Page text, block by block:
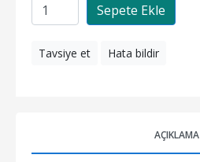
Sepete Ekle
Tavsiye et Hata bildir
AÇIKLAMA